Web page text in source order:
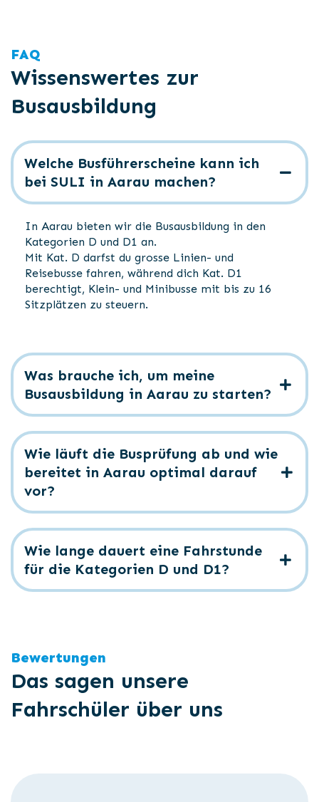
FAQ
Wissenswertes zur
Busausbildung
Welche Busführerscheine kann ich
bei SULI in Aarau machen?
In Aarau bieten wir die Busausbildung in den
Kategorien D und D1 an.
Mit Kat. D darfst du grosse Linien- und
Reisebusse fahren, während dich Kat. D1
berechtigt, Klein- und Minibusse mit bis zu 16
Sitzplätzen zu steuern.
Was brauche ich, um meine
Busausbildung in Aarau zu starten?
Wie läuft die Busprüfung ab und wie
bereitet in Aarau optimal darauf
vor?
Wie lange dauert eine Fahrstunde
für die Kategorien D und D1?
Bewertungen
Das sagen unsere
Fahrschüler über uns